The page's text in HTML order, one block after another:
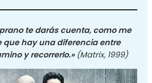
te darás cuenta, como me
que hay una diferencia entre
y recorrerlo.» (Matrix, 1999)